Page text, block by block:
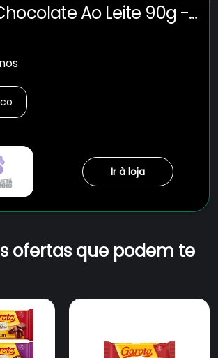
Ao Leite 90g -
Ir à loja
ofertas que podem te